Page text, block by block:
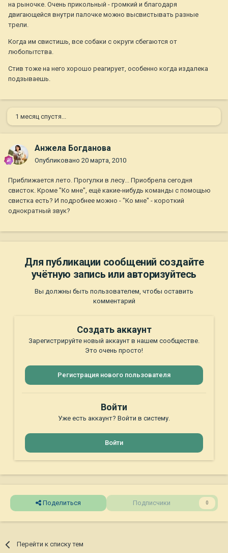
на рыночке. Очень прикольный - громкий и благодаря
двигающейся внутри палочке можно высвистывать разные
трели.
Когда им свистишь, все собаки с округи сбегаются от
любопытства.
Стив тоже на него хорошо реагирует, особенно когда издалека
подзываешь.
1 месяц спустя...
Анжела Богданова
Опубликовано 20 марта, 2010
Приближается лето. Прогулки в лесу... Приобрела сегодня
свисток. Кроме "Ко мне", ещё какие-нибудь команды с помощью
свистка есть? И подробнее можно - "Ко мне" - короткий
однократный звук?
Для публикации сообщений создайте
учётную запись или авторизуйтесь
Вы должны быть пользователем, чтобы оставить
комментарий
Создать аккаунт
Зарегистрируйте новый аккаунт в нашем сообществе.
Это очень просто!
Регистрация нового пользователя
Войти
Уже есть аккаунт? Войти в систему.
Войти
Поделиться Подписчики 0
Перейти к списку тем